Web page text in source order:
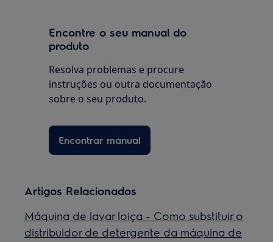
Encontre o seu manual do
produto
Resolva problemas e procure
instruções ou outra documentação
sobre o seu produto.
Encontrar manual
Artigos Relacionados
Máquina de lavar loiça - Como substituir o
distribuidor de detergente da máquina de